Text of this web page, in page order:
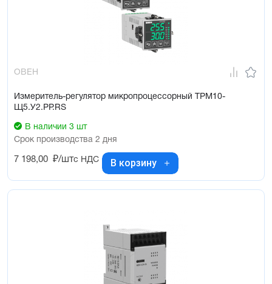
ОВЕН
Измеритель-регулятор микропроцессорный ТРМ10-
Щ5.У2.РР.RS
В наличии 3 шт
Срок производства 2 дня
7 198,00 ₽/штс НДС В корзину